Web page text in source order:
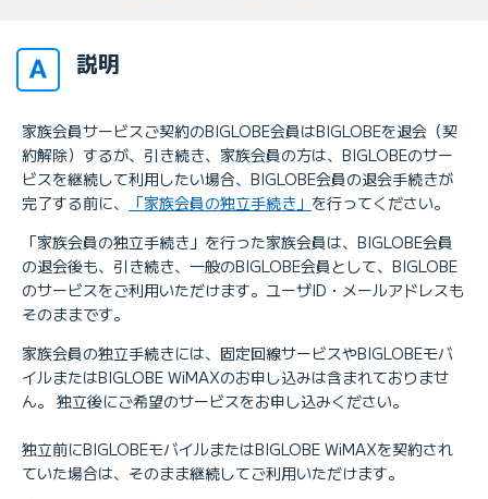
説明
家族会員サービスご契約のBIGLOBE会員はBIGLOBEを退会（契
約解除）するが、引き続き、家族会員の方は、BIGLOBEのサー
ビスを継続して利用したい場合、BIGLOBE会員の退会手続きが
完了する前に、
「家族会員の独立手続き」 を行ってください。
「家族会員の独立手続き」を行った家族会員は、BIGLOBE会員
の退会後も、引き続き、一般のBIGLOBE会員として、BIGLOBE
のサービスをご利用いただけます。ユーザID・メールアドレスも
そのままです。
家族会員の独立手続きには、固定回線サービスやBIGLOBEモバ
イルまたはBIGLOBE WiMAXのお申し込みは含まれておりませ
ん。 独立後にご希望のサービスをお申し込みください。
独立前にBIGLOBEモバイルまたはBIGLOBE WiMAXを契約され
ていた場合は、そのまま継続してご利用いただけます。